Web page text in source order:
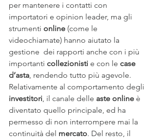
per mantenere i contatti con
importatori e opinion leader, ma gli
strumenti online (come le
videochiamate) hanno aiutato la
gestione  dei rapporti anche con i più
importanti collezionisti e con le case
d’asta, rendendo tutto più agevole.
Relativamente al comportamento degli
investitori, il canale delle aste online è
diventato quello principale, ed ha
permesso di non interrompere mai la
continuità del mercato. Del resto, il